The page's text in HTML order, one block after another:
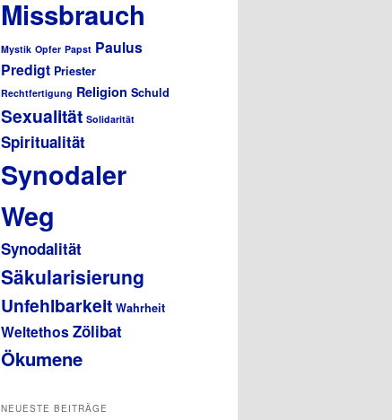
Missbrauch
Mystik Opfer Papst Paulus
Predigt Priester
Rechtfertigung Religion Schuld
Sexualität Solidarität
Spiritualität
Synodaler
Weg
Synodalität
Säkularisierung
Unfehlbarkeit Wahrheit
WeltethosZölibat
Ökumene
NEUESTE BEITRÄGE